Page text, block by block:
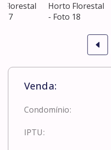
Venda:
Condomínio:
IPTU: